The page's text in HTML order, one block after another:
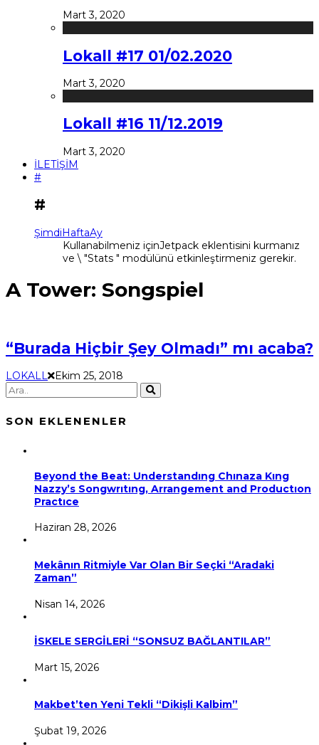
Mart 3, 2020
Lokall #17 01/02.2020
Mart 3, 2020
Lokall #16 11/12.2019
Mart 3, 2020
İLETİŞİM
#
#
ŞimdiHaftaAy
Kullanabilmeniz içinJetpack eklentisini kurmanız
ve \ "Stats " modülünü etkinleştirmeniz gerekir.
A Tower: Songspiel
“Burada Hiçbir Şey Olmadı” mı acaba?
LOKALL Ekim 25, 2018
SON EKLENENLER
Beyond the Beat: Understandıng Chınaza Kıng
Nazzy’s Songwrıtıng, Arrangement and Productıon
Practıce
Haziran 28, 2026
Mekânın Ritmiyle Var Olan Bir Seçki “Aradaki
Zaman”
Nisan 14, 2026
İSKELE SERGİLERİ “SONSUZ BAĞLANTILAR”
Mart 15, 2026
Makbet’ten Yeni Tekli “Dikişli Kalbim”
Şubat 19, 2026